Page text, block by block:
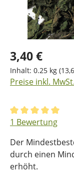
3,40 €
Inhalt: 0.25 kg
Preise inkl.
1 Bewertung
Der
durch einen
erhöht.